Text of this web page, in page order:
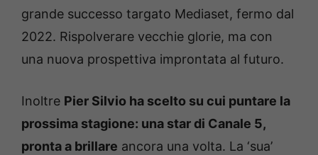
grande successo targato Mediaset, fermo dal
2022. Rispolverare vecchie glorie, ma con
una nuova prospettiva improntata al futuro.
Inoltre Pier Silvio ha scelto su cui puntare la
prossima stagione: una star di Canale 5,
pronta a brillare ancora una volta. La ‘sua’